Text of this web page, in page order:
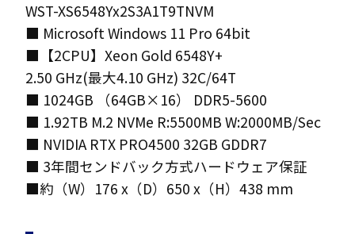
WST-XS6548Yx2S3A1T9TNVM
■ Microsoft Windows 11 Pro 64bit
■【2CPU】Xeon Gold 6548Y+
2.50 GHz(最大4.10 GHz) 32C/64T
■ 1024GB （64GB×16） DDR5-5600
■ 1.92TB M.2 NVMe R:5500MB W:2000MB/Sec
■ NVIDIA RTX PRO4500 32GB GDDR7
■ 3年間センドバック方式ハードウェア保証
■約（W）176 x（D）650 x（H）438 mm